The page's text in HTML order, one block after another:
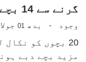
گرنے سے 14 بچے جاں بحق
وجود - بدھ 01
20 بچوں کو
مزید بچے دبے